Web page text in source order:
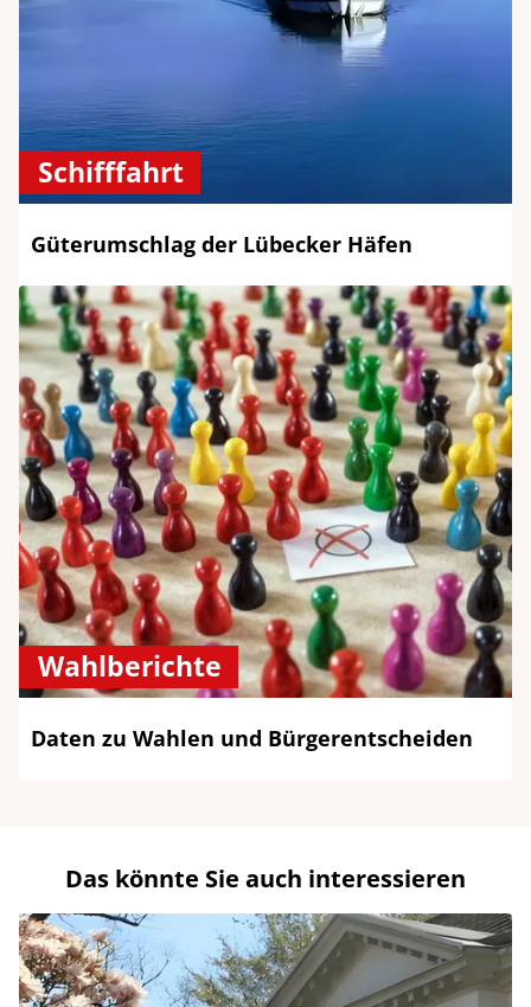
Schifffahrt
Güterumschlag der Lübecker Häfen
Wahlberichte
Daten zu Wahlen und Bürgerentscheiden
Das könnte Sie auch interessieren